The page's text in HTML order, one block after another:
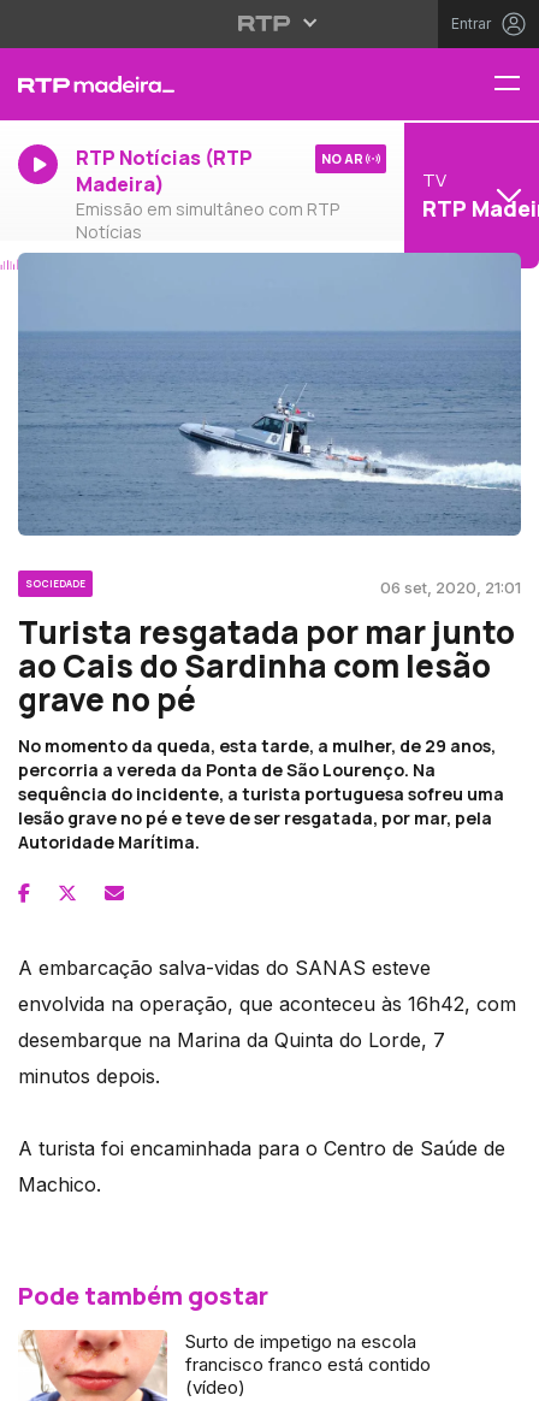
Entrar
RTP Notícias (RTP
Madeira)
Emissão em simultâneo com RTP
Notícias
NO AR
TV
RTP
SOCIEDADE 06 set, 2020, 21:01
Turista resgatada por mar junto
ao Cais do Sardinha com lesão
grave no pé
No momento da queda, esta tarde, a mulher, de 29 anos,
percorria a vereda da Ponta de São Lourenço. Na
sequência do incidente, a turista portuguesa sofreu uma
lesão grave no pé e teve de ser resgatada, por mar, pela
Autoridade Marítima.
A embarcação salva-vidas do SANAS esteve
envolvida na operação, que aconteceu às 16h42, com
desembarque na Marina da Quinta do Lorde, 7
minutos depois.
A turista foi encaminhada para o Centro de Saúde de
Machico.
Pode também gostar
Surto de impetigo na escola
francisco franco está contido
(vídeo)